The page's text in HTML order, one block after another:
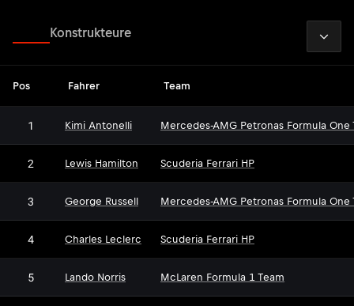
Konstrukteure
Pos Fahrer Team
1 Kimi Antonelli Mercedes-AMG Petronas Formula One
2 Lewis Hamilton Scuderia Ferrari HP
3 George Russell Mercedes-AMG Petronas Formula One
4 Charles Leclerc Scuderia Ferrari HP
5 Lando Norris McLaren Formula 1 Team